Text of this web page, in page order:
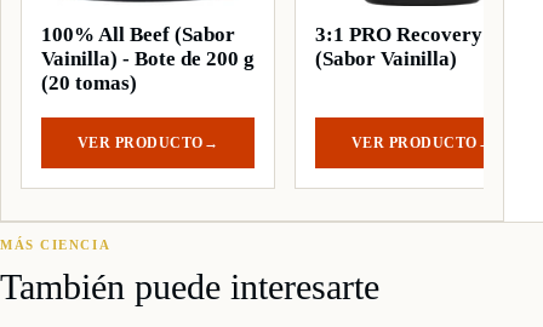
100% All Beef (Sabor
Vainilla) - Bote de 200 g
(20 tomas)
VER PRODUCTO →
3:1 PRO Recovery ST
(Sabor Vainilla)
VER PRODUCTO →
MÁS CIENCIA
También puede interesarte